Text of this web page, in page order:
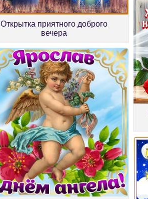
Открытка приятного доброго
вечера